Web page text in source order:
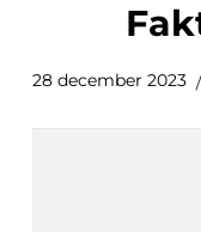
28 december 2023